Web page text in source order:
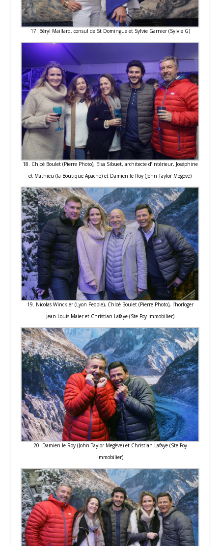
17. Béryl Maillard, consul de St Domingue et Sylvie Garnier (Sylvie G)
18. Chloé Boulet (Pierre Photo), Elsa Sibuet, architecte d’intérieur, Joséphine
et Mathieu (la Boutique Apache) et Damien le Roy (John Taylor Megève)
19. Nicolas Winckler (Lyon People), Chloé Boulet (Pierre Photo), l’horloger
Jean-Louis Maier et Christian Lafaye (Ste Foy Immobilier)
20. Damien le Roy (John Taylor Megève) et Christian Lafaye (Ste Foy
Immobilier)